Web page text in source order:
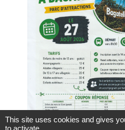
This site uses cookies and gives
to activate